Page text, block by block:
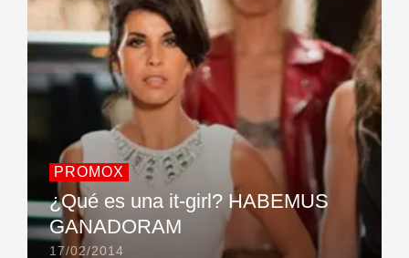
PROMOX
¿Qué es una it-girl? HABEMUS
GANADORAM
17/02/2014